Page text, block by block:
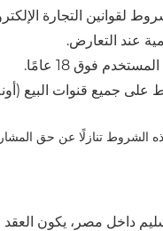
لقوانين التجارة
عند التعارض.
فوق 18 عامًا.
جميع قنوات البيع
تنازلًا عن حق
داخل مصر، يكون العقد